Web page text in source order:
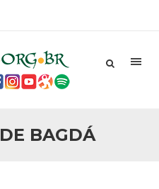
BAGDÁ
presente artigo resume as
sobre os atentados de 11